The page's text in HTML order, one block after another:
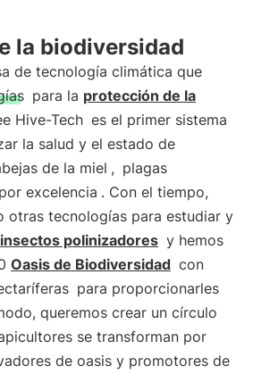
la biodiversidad
de tecnología climática que
para la protección de la
Hive-Tech es el primer sistema
la salud y el estado de
de la miel , plagas
excelencia . Con el tiempo,
otras tecnologías para estudiar y
insectos polinizadores y hemos
Oasis de Biodiversidad con
para proporcionarles
queremos crear un círculo
se transforman por
de oasis y promotores de